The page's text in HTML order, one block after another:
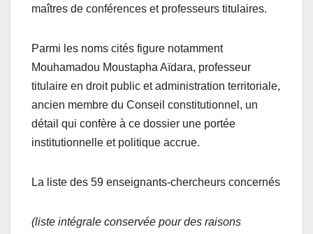
maîtres de conférences et professeurs titulaires.
Parmi les noms cités figure notamment
Mouhamadou Moustapha Aïdara, professeur
titulaire en droit public et administration territoriale,
ancien membre du Conseil constitutionnel, un
détail qui confère à ce dossier une portée
institutionnelle et politique accrue.
La liste des 59 enseignants-chercheurs concernés
(liste intégrale conservée pour des raisons